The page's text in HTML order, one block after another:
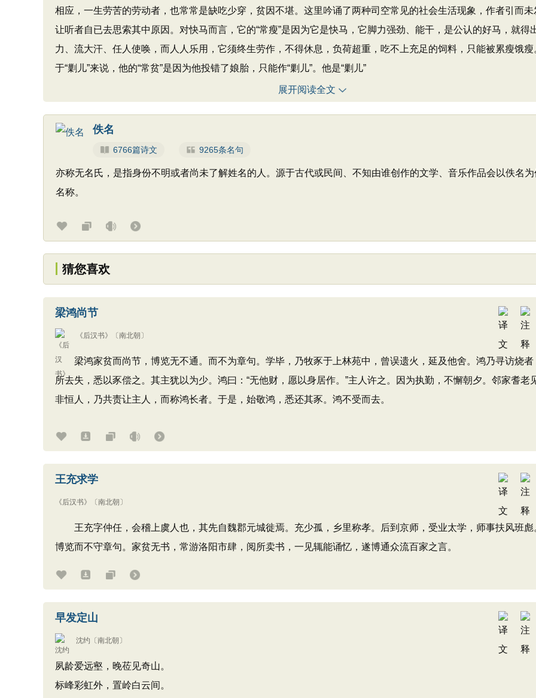
相应，一生劳苦的劳动者，也常常是缺吃少穿，贫因不堪。这里吟诵了两种司空常见的社会生活现象，作者引而未
让听者自已去思索其中原因。对快马而言，它的“常瘦”是因为它是快马，它脚力强劲、能干，是公认的好马，就得
力、流大汗、任人使唤，而人人乐用，它须终生劳作，不得休息，负荷超重，吃不上充足的饲料，只能被累瘦饿瘦
于“剿儿”来说，他的“常贫”是因为他投错了娘胎，只能作“剿儿”。他是“剿儿”
展开阅读全文
佚名
6766篇诗文 9265条名句
亦称无名氏，是指身份不明或者尚未了解姓名的人。源于古代或民间、不知由谁创作的文学、音乐作品会以佚名
名称。
猜您喜欢
梁鸿尚节
《后汉书》 〔南北朝〕
梁鸿家贫而尚节，博览无不通。而不为章句。学毕，乃牧豕于上林苑中，曾误遗火，延及他舍。鸿乃寻访烧者
所去失，悉以豕偿之。其主犹以为少。鸿曰：“无他财，愿以身居作。”主人许之。因为执勤，不懈朝夕。邻家耆老
非恒人，乃共责让主人，而称鸿长者。于是，始敬鸿，悉还其豕。鸿不受而去。
王充求学
《后汉书》 〔南北朝〕
王充字仲任，会稽上虞人也，其先自魏郡元城徙焉。充少孤，乡里称孝。后到京师，受业太学，师事扶风班彪
博览而不守章句。家贫无书，常游洛阳市肆，阅所卖书，一见辄能诵忆，遂博通众流百家之言。
早发定山
沈约 〔南北朝〕
夙龄爱远壑，晚莅见奇山。
标峰彩虹外，置岭白云间。